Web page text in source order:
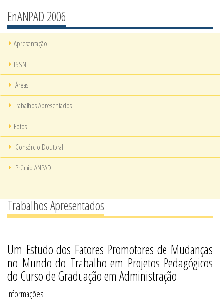
EnANPAD 2006
Apresentação
ISSN
Áreas
Trabalhos Apresentados
Fotos
Consórcio Doutoral
Prêmio ANPAD
Trabalhos Apresentados
Um Estudo dos Fatores Promotores de Mudanças
no Mundo do Trabalho em Projetos Pedagógicos
do Curso de Graduação em Administração
Informações